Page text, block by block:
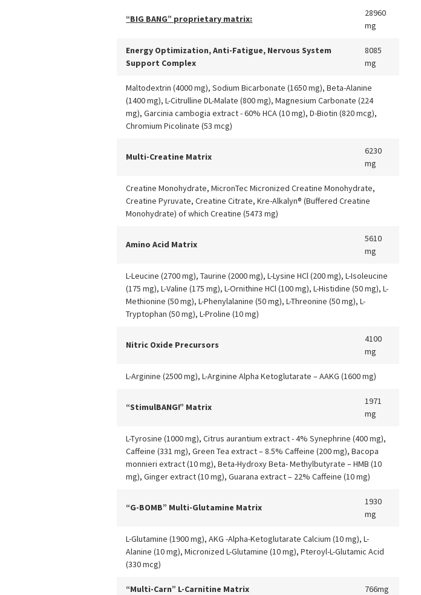
“BIG BANG” proprietary matrix:
28960
mg
Energy Optimization, Anti-Fatigue, Nervous System
Support Complex
8085
mg
Maltodextrin (4000 mg), Sodium Bicarbonate (1650 mg), Beta-Alanine
(1400 mg), L-Citrulline DL-Malate (800 mg), Magnesium Carbonate (224
mg), Garcinia cambogia extract - 60% HCA (10 mg), D-Biotin (820 mcg),
Chromium Picolinate (53 mcg)
Multi-Creatine Matrix
6230
mg
Creatine Monohydrate, MicronTec Micronized Creatine Monohydrate,
Creatine Pyruvate, Creatine Citrate, Kre-Alkalyn® (Buffered Creatine
Monohydrate) of which Creatine (5473 mg)
Amino Acid Matrix
5610
mg
L-Leucine (2700 mg), Taurine (2000 mg), L-Lysine HCl (200 mg), L-Isoleucine
(175 mg), L-Valine (175 mg), L-Ornithine HCl (100 mg), L-Histidine (50 mg), L-
Methionine (50 mg), L-Phenylalanine (50 mg), L-Threonine (50 mg), L-
Tryptophan (50 mg), L-Proline (10 mg)
Nitric Oxide Precursors
4100
mg
L-Arginine (2500 mg), L-Arginine Alpha Ketoglutarate – AAKG (1600 mg)
“StimulBANG!” Matrix
1971
mg
L-Tyrosine (1000 mg), Citrus aurantium extract - 4% Synephrine (400 mg),
Caffeine (331 mg), Green Tea extract – 8.5% Caffeine (200 mg), Bacopa
monnieri extract (10 mg), Beta-Hydroxy Beta- Methylbutyrate – HMB (10
mg), Ginger extract (10 mg), Guarana extract – 22% Caffeine (10 mg)
“G-BOMB” Multi-Glutamine Matrix
1930
mg
L-Glutamine (1900 mg), AKG -Alpha-Ketoglutarate Calcium (10 mg), L-
Alanine (10 mg), Micronized L-Glutamine (10 mg), Pteroyl-L-Glutamic Acid
(330 mcg)
“Multi-Carn” L-Carnitine Matrix 766mg